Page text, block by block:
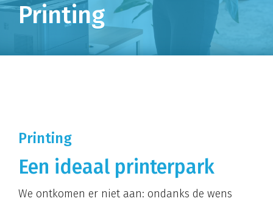
Printing
Printing
Een ideaal printerpark
We ontkomen er niet aan: ondanks de wens